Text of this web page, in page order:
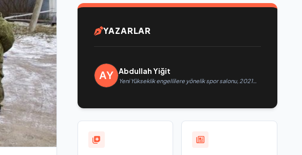
YAZARLAR
Abdullah Yiğit
Yeni Yükseklik engellilere yönelik spor salonu, 2021